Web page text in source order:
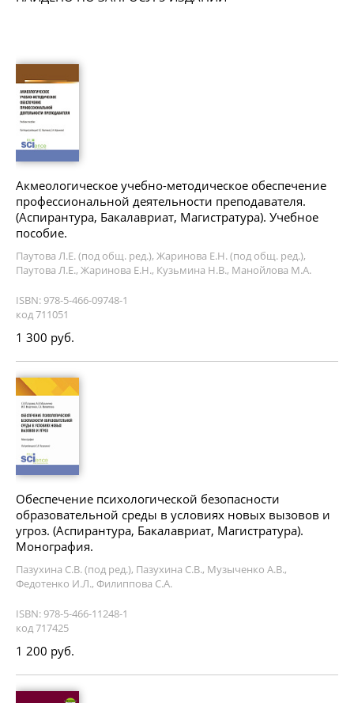
Акмеологическое учебно-методическое обеспечение
профессиональной деятельности преподавателя.
(Аспирантура, Бакалавриат, Магистратура). Учебное
пособие.
Паутова Л.Е. (под общ. ред.), Жаринова Е.Н. (под общ. ред.),
Паутова Л.Е., Жаринова Е.Н., Кузьмина Н.В., Манойлова М.А.
ISBN: 978-5-466-09748-1
код 711051
1 300 руб.
Обеспечение психологической безопасности
образовательной среды в условиях новых вызовов и
угроз. (Аспирантура, Бакалавриат, Магистратура).
Монография.
Пазухина С.В. (под ред.), Пазухина С.В., Музыченко А.В.,
Федотенко И.Л., Филиппова С.А.
ISBN: 978-5-466-11248-1
код 717425
1 200 руб.